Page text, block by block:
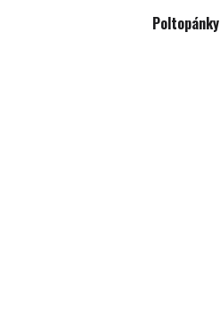
Poltopánky